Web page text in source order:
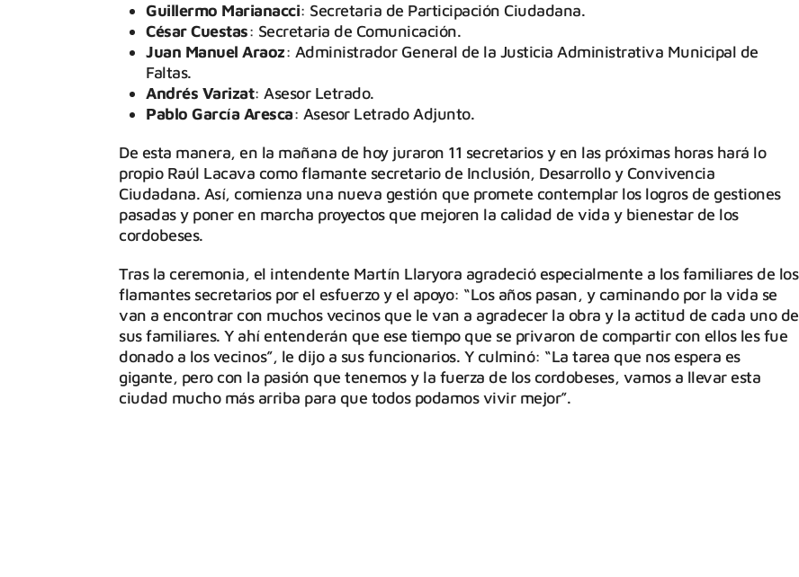
Guillermo Marianacci: Secretaria de Participación Ciudadana.
César Cuestas: Secretaria de Comunicación.
Juan Manuel Araoz: Administrador General de la Justicia Administrativa Municipal de
Faltas.
Andrés Varizat: Asesor Letrado.
Pablo García Aresca: Asesor Letrado Adjunto.
De esta manera, en la mañana de hoy juraron 11 secretarios y en las próximas horas hará lo
propio Raúl Lacava como flamante secretario de Inclusión, Desarrollo y Convivencia
Ciudadana. Así, comienza una nueva gestión que promete contemplar los logros de gestiones
pasadas y poner en marcha proyectos que mejoren la calidad de vida y bienestar de los
cordobeses.
Tras la ceremonia, el intendente Martín Llaryora agradeció especialmente a los familiares de los
flamantes secretarios por el esfuerzo y el apoyo: “Los años pasan, y caminando por la vida se
van a encontrar con muchos vecinos que le van a agradecer la obra y la actitud de cada uno de
sus familiares. Y ahí entenderán que ese tiempo que se privaron de compartir con ellos les fue
donado a los vecinos”, le dijo a sus funcionarios. Y culminó: “La tarea que nos espera es
gigante, pero con la pasión que tenemos y la fuerza de los cordobeses, vamos a llevar esta
ciudad mucho más arriba para que todos podamos vivir mejor”.